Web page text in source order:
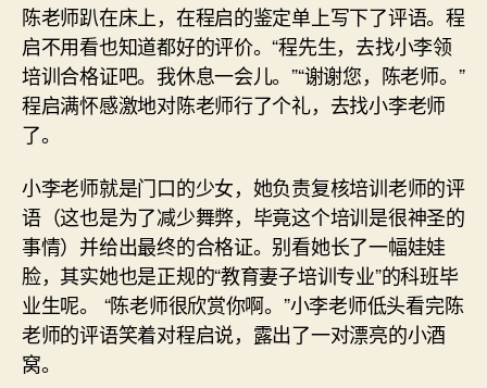
陈老师趴在床上，在程启的鉴定单上写下了评语。程
启不用看也知道都好的评价。“程先生，去找小李领
培训合格证吧。我休息一会儿。”“谢谢您，陈老师。”
程启满怀感激地对陈老师行了个礼，去找小李老师
了。
小李老师就是门口的少女，她负责复核培训老师的评
语（这也是为了减少舞弊，毕竟这个培训是很神圣的
事情）并给出最终的合格证。别看她长了一幅娃娃
脸，其实她也是正规的“教育妻子培训专业”的科班毕
业生呢。 “陈老师很欣赏你啊。”小李老师低头看完陈
老师的评语笑着对程启说，露出了一对漂亮的小酒
窝。